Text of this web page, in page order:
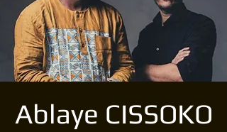
Ablaye CISSOKO